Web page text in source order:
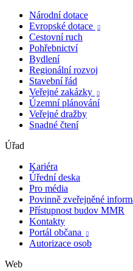
Národní dotace
Evropské dotace

Cestovní ruch
Pohřebnictví
Bydlení
Regionální rozvoj
Stavební řád
Veřejné zakázky

Územní plánování
Veřejné dražby
Snadné čtení
Úřad
Kariéra
Úřední deska
Pro média
Povinně zveřejněné
Přístupnost budov MMR
Kontakty
Portál občana

Autorizace osob
Web